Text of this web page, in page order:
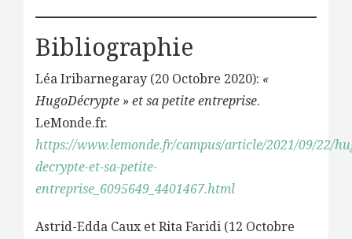
Bibliographie
Léa Iribarnegaray (20 Octobre 2020): «
HugoDécrypte » et sa petite entreprise.
LeMonde.fr.
https://www.lemonde.fr/campus/article/2021/09/22/
decrypte-et-sa-petite-
entreprise_6095649_4401467.html
Astrid-Edda Caux et Rita Faridi (12 Octobre